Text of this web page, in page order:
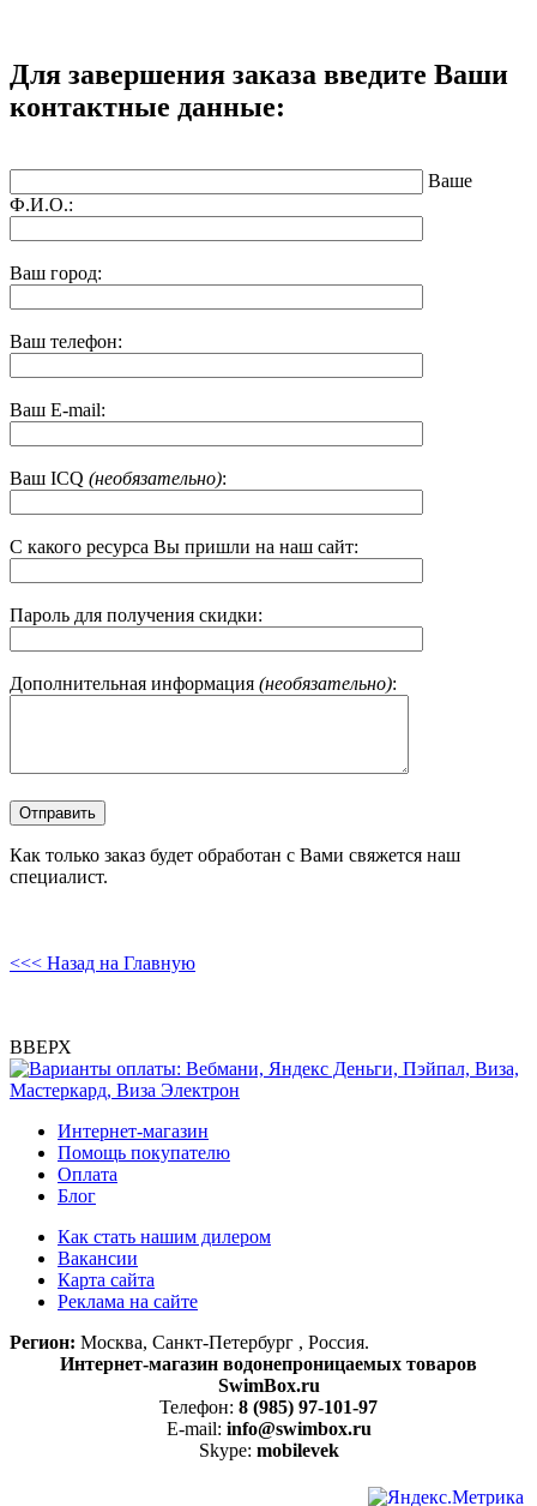
Для завершения заказа введите Ваши
контактные данные:
Ваше
Ф.И.О.:
Ваш город:
Ваш телефон:
Ваш E-mail:
Ваш ICQ (необязательно):
С какого ресурса Вы пришли на наш сайт:
Пароль для получения скидки:
Дополнительная информация (необязательно):
Как только заказ будет обработан с Вами свяжется наш
специалист.
<<< Назад на Главную
ВВЕРХ
Интернет-магазин
Помощь покупателю
Оплата
Блог
Как стать нашим дилером
Вакансии
Карта сайта
Реклама на сайте
Регион: Москва, Санкт-Петербург , Россия.
Интернет-магазин водонепроницаемых товаров
SwimBox.ru
Телефон: 8 (985) 97-101-97
E-mail: info@swimbox.ru
Skype: mobilevek